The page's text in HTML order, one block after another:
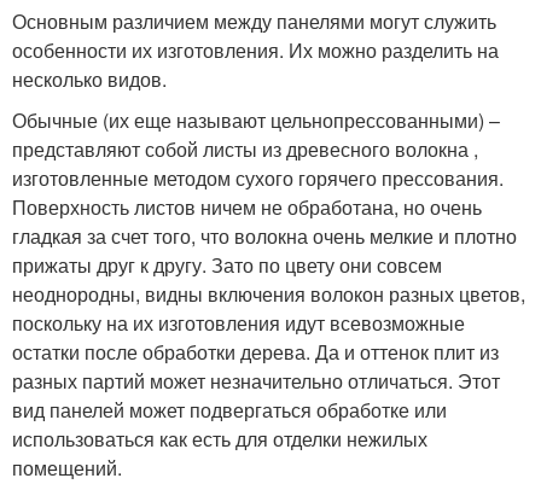
Основным различием между панелями могут служить
особенности их изготовления. Их можно разделить на
несколько видов.
Обычные (их еще называют цельнопрессованными) –
представляют собой листы из древесного волокна ,
изготовленные методом сухого горячего прессования.
Поверхность листов ничем не обработана, но очень
гладкая за счет того, что волокна очень мелкие и плотно
прижаты друг к другу. Зато по цвету они совсем
неоднородны, видны включения волокон разных цветов,
поскольку на их изготовления идут всевозможные
остатки после обработки дерева. Да и оттенок плит из
разных партий может незначительно отличаться. Этот
вид панелей может подвергаться обработке или
использоваться как есть для отделки нежилых
помещений.